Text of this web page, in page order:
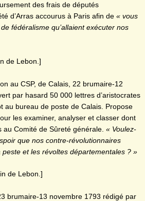
des frais de députés
d’Arras accourus à Paris afin de « vous
fédéralisme qu’allaient exécuter nos
de Lebon.]
au CSP, de Calais, 22 brumaire-12
par hasard 50 000 lettres d’aristocrates
au bureau de poste de Calais. Propose
les examiner, analyser et classer dont
Comité de Sûreté générale. « Voulez-
que nos contre-révolutionnaires
et les révoltes départementales ? »
de Lebon.]
brumaire-13 novembre 1793 rédigé par